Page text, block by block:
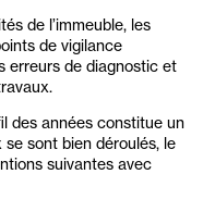
de l’immeuble, les
de vigilance
erreurs de diagnostic et
des années constitue un
sont bien déroulés, le
suivantes avec